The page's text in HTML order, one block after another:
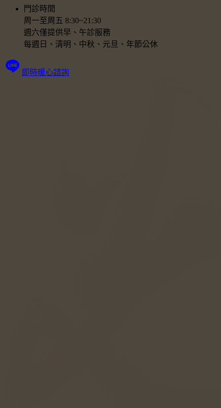
門診時間
周一至周五 8:30~21:30
週六僅提供早、午診服務
每週日、清明、中秋、元旦、年節公休
即時暖心諮詢